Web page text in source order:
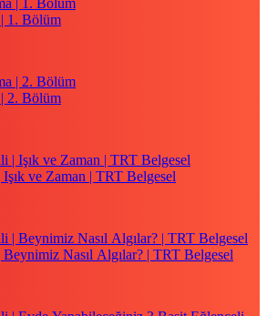
1. Bölüm
2. Bölüm
ve Zaman | TRT Belgesel
Nasıl Algılar? | TRT Belgesel